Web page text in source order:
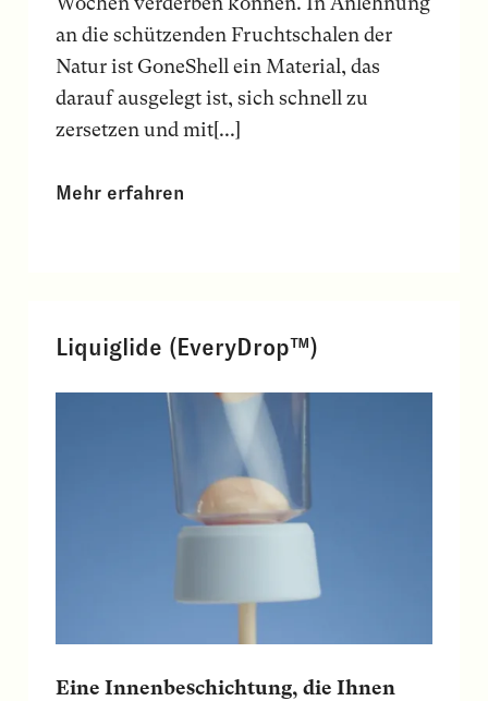
an die schützenden Fruchtschalen der
Natur ist GoneShell ein Material, das
darauf ausgelegt ist, sich schnell zu
zersetzen und mit[...]
Mehr erfahren
Liquiglide (EveryDrop™)
Eine Innenbeschichtung, die Ihnen